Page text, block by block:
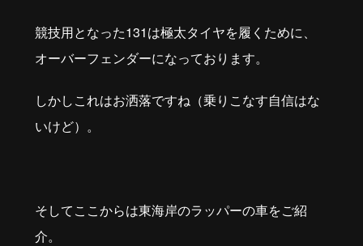
競技用となった131は極太タイヤを履くために、
オーバーフェンダーになっております。
しかしこれはお洒落ですね（乗りこなす自信はな
いけど）。
そしてここからは東海岸のラッパーの車をご紹
介。